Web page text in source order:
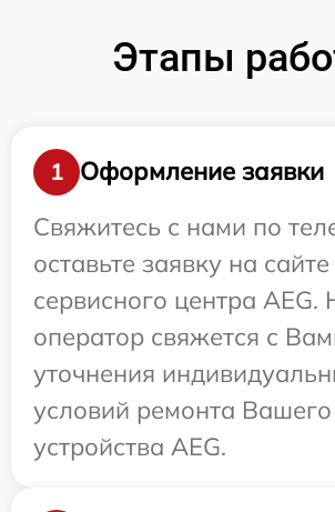
Этапы
1
Оформление заявки
Свяжитесь с нами по
оставьте заявку на сайте
сервисного центра
оператор свяжется с
уточнения
условий ремонта Вашего
устройства AEG.